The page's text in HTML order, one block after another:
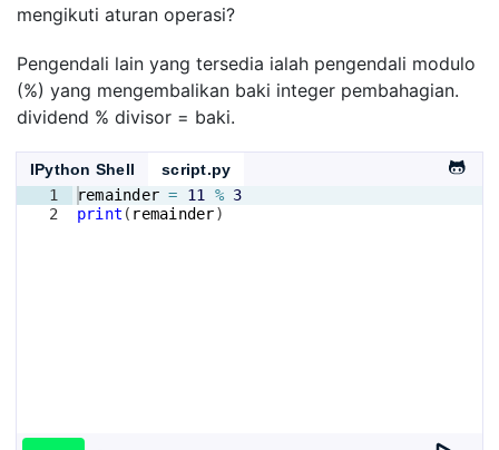
mengikuti aturan operasi?
Pengendali lain yang tersedia ialah pengendali modulo
(%) yang mengembalikan baki integer pembahagian.
dividend % divisor = baki.
IPython Shell
script.py
1
2
remainder = 11 % 3
print ( remainder)